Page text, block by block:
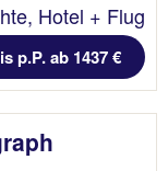
Hotel + Flug
p.P. ab 1437 €